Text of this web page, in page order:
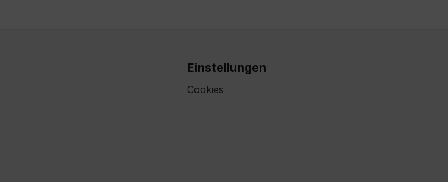
Einstellungen
Cookies